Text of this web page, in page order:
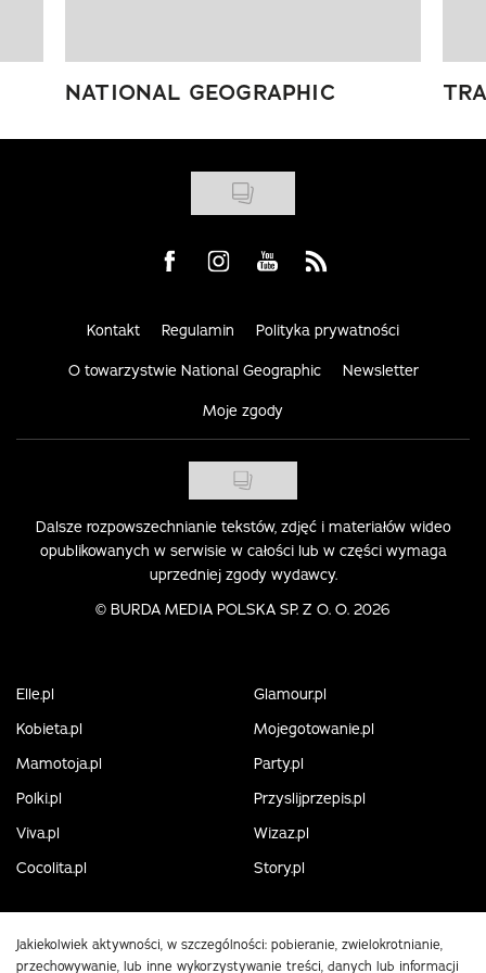
NATIONAL GEOGRAPHIC
Visit us on Facebook
Visit us on Instagram
Visit us on Youtube
Visit us on Rss
Kontakt Regulamin Polityka prywatności
O towarzystwie National Geographic Newsletter
Moje zgody
Dalsze rozpowszechnianie tekstów, zdjęć i materiałów wideo
opublikowanych w serwisie w całości lub w części wymaga
uprzedniej zgody wydawcy.
© BURDA MEDIA POLSKA SP. Z O. O. 2026
Elle.pl
Glamour.pl
Kobieta.pl
Mojegotowanie.pl
Mamotoja.pl
Party.pl
Polki.pl
Przyslijprzepis.pl
Viva.pl
Wizaz.pl
Cocolita.pl
Story.pl
Jakiekolwiek aktywności, w szczególności: pobieranie, zwielokrotnianie,
przechowywanie, lub inne wykorzystywanie treści, danych lub informacji